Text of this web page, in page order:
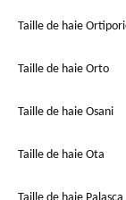
Taille de haie
Taille de haie Orto
Taille de haie Osani
Taille de haie Ota